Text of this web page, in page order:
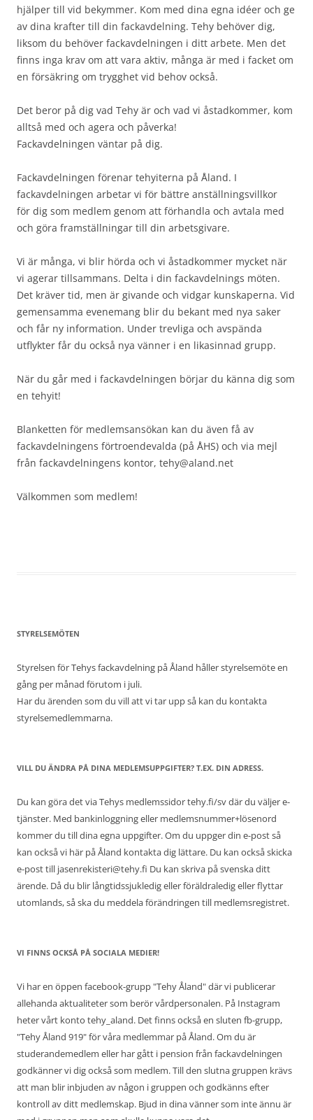
hjälper till vid bekymmer. Kom med dina egna idéer och ge
av dina krafter till din fackavdelning. Tehy behöver dig,
liksom du behöver fackavdelningen i ditt arbete. Men det
finns inga krav om att vara aktiv, många är med i facket om
en försäkring om trygghet vid behov också.
Det beror på dig vad Tehy är och vad vi åstadkommer, kom
alltså med och agera och påverka!
Fackavdelningen väntar på dig.
Fackavdelningen förenar tehyiterna på Åland. I
fackavdelningen arbetar vi för bättre anställningsvillkor
för dig som medlem genom att förhandla och avtala med
och göra framställningar till din arbetsgivare.
Vi är många, vi blir hörda och vi åstadkommer mycket när
vi agerar tillsammans. Delta i din fackavdelnings möten.
Det kräver tid, men är givande och vidgar kunskaperna. Vid
gemensamma evenemang blir du bekant med nya saker
och får ny information. Under trevliga och avspända
utflykter får du också nya vänner i en likasinnad grupp.
När du går med i fackavdelningen börjar du känna dig som
en tehyit!
Blanketten för medlemsansökan kan du även få av
fackavdelningens förtroendevalda (på ÅHS) och via mejl
från fackavdelningens kontor, tehy@aland.net
Välkommen som medlem!
STYRELSEMÖTEN
Styrelsen för Tehys fackavdelning på Åland håller styrelsemöte en
gång per månad förutom i juli.
Har du ärenden som du vill att vi tar upp så kan du kontakta
styrelsemedlemmarna.
VILL DU ÄNDRA PÅ DINA MEDLEMSUPPGIFTER? T.EX. DIN ADRESS.
Du kan göra det via Tehys medlemssidor tehy.fi/sv där du väljer e-
tjänster. Med bankinloggning eller medlemsnummer+lösenord
kommer du till dina egna uppgifter. Om du uppger din e-post så
kan också vi här på Åland kontakta dig lättare. Du kan också skicka
e-post till jasenrekisteri@tehy.fi Du kan skriva på svenska ditt
ärende. Då du blir långtidssjukledig eller föräldraledig eller flyttar
utomlands, så ska du meddela förändringen till medlemsregistret.
VI FINNS OCKSÅ PÅ SOCIALA MEDIER!
Vi har en öppen facebook-grupp "Tehy Åland" där vi publicerar
allehanda aktualiteter som berör vårdpersonalen. På Instagram
heter vårt konto tehy_aland. Det finns också en sluten fb-grupp,
"Tehy Åland 919" för våra medlemmar på Åland. Om du är
studerandemedlem eller har gått i pension från fackavdelningen
godkänner vi dig också som medlem. Till den slutna gruppen krävs
att man blir inbjuden av någon i gruppen och godkänns efter
kontroll av ditt medlemskap. Bjud in dina vänner som inte ännu är